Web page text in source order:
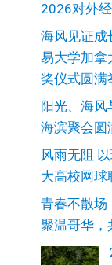
2026对外
海风见证
易大学加拿
奖仪式圆满
阳光、海
海滨聚会圆
风雨无阻
大高校网球
青春不散
聚温哥华，